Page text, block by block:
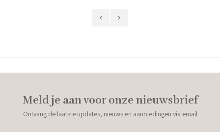
Meld je aan voor onze nieuwsbrief
Ontvang de laatste updates, nieuws en aanbiedingen via email